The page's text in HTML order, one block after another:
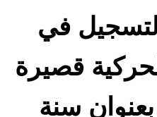
في
قصيرة
بعنوان سنة